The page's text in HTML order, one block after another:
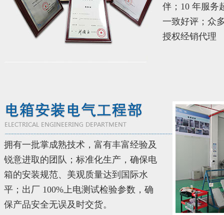
伴；10 年服务
一致好评；众
授权经销代理
拥有一批掌成熟技术，富有丰富经验及
锐意进取的团队；标准化生产，确保电
箱的安装规范、美观质量达到国际水
平；出厂 100%上电测试检验参数，确
保产品安全无误及时交货。